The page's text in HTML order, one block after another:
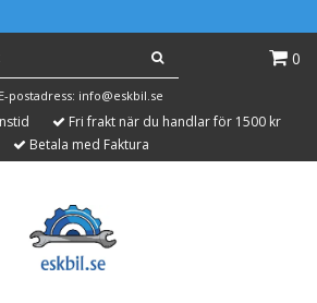
0
E-postadress: info@eskbil.se
Fri frakt när du handlar för 1500 kr
Betala med Faktura